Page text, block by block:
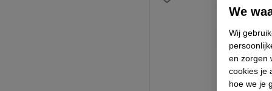
We
Wij
en zorgen
cookies je
hoe we je